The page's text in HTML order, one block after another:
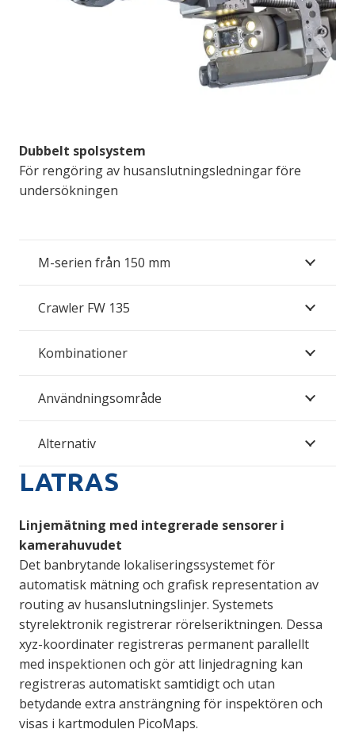
Dubbelt spolsystem
För rengöring av husanslutningsledningar före
undersökningen
M-serien från 150 mm
Crawler FW 135
Kombinationer
Användningsområde
Alternativ
LATRAS
Linjemätning med integrerade sensorer i
kamerahuvudet
Det banbrytande lokaliseringssystemet för
automatisk mätning och grafisk representation av
routing av husanslutningslinjer. Systemets
styrelektronik registrerar rörelseriktningen. Dessa
xyz-koordinater registreras permanent parallellt
med inspektionen och gör att linjedragning kan
registreras automatiskt samtidigt och utan
betydande extra ansträngning för inspektören och
visas i kartmodulen PicoMaps.